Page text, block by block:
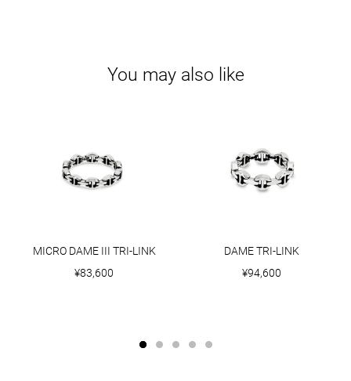
You may also like
MICRO DAME III TRI-LINK
¥83,600
DAME TRI-LINK
¥94,600